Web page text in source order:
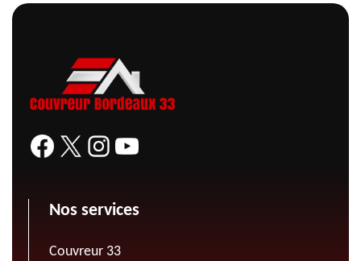
Nos services
Couvreur 33